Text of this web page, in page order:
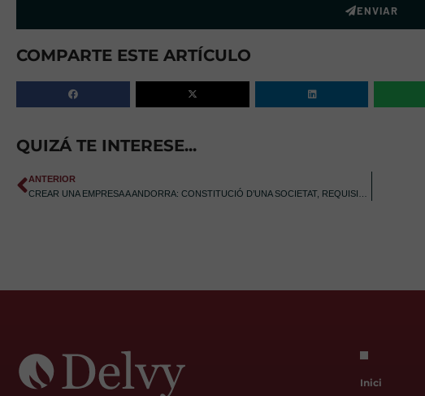
ENVIAR
COMPARTE ESTE ARTÍCULO
QUIZÁ TE INTERESE...
ANTERIOR
Inici